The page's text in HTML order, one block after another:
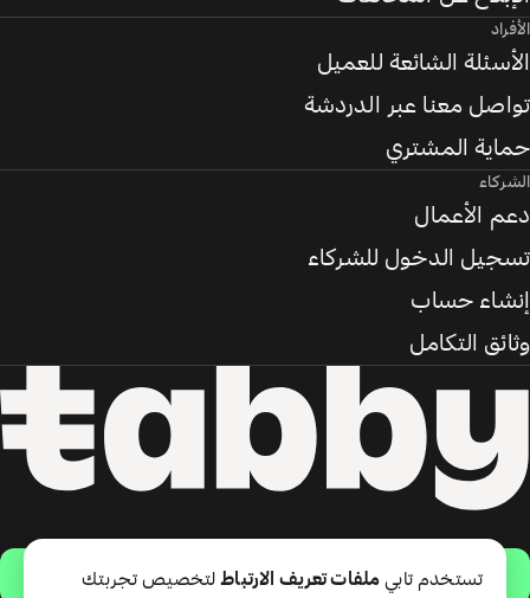
حمّل التطبيق
الأفراد
الأسئلة الشائعة للعميل
تواصل معنا عبر الدردشة
حماية المشتري
الشركاء
دعم الأعمال
تسجيل الدخول للشركاء
إنشاء حساب
وثائق التكامل
تستخدم تابي ملفات تعريف الارتباطلتخصيص تجربتك